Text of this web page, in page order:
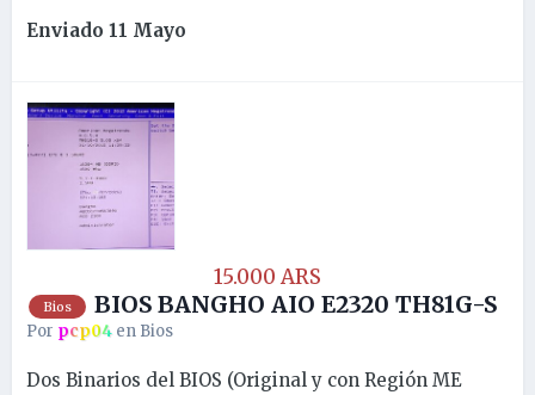
Enviado 11 Mayo
15.000 ARS
Bios BIOS BANGHO AIO E2320 TH81G-S
Por pcp04 en Bios
Dos Binarios del BIOS (Original y con Región ME